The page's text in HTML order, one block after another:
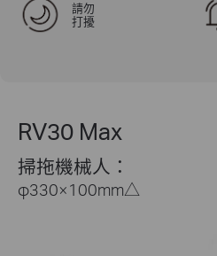
請勿
打擾
RV30 Max
掃拖機械人：
φ330×100mm△